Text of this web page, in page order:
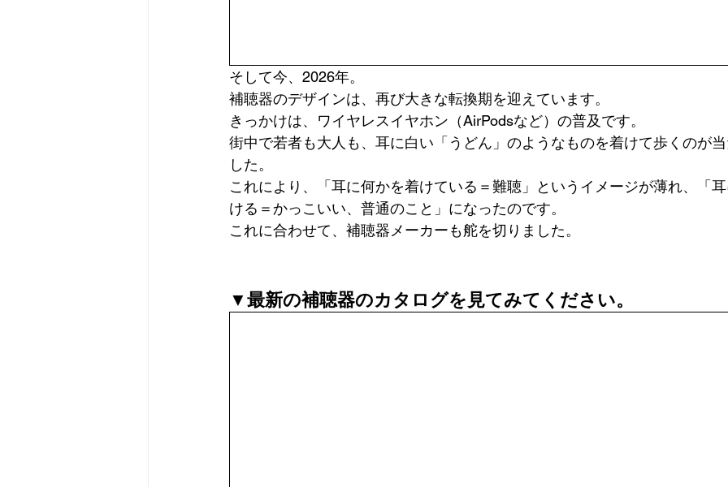
そして今、2026年。
補聴器のデザインは、再び大きな転換期を迎えています。
きっかけは、ワイヤレスイヤホン（AirPodsなど）の普及です。
街中で若者も大人も、耳に白い「うどん」のようなものを着けて歩くのが
した。
これにより、「耳に何かを着けている＝難聴」というイメージが薄れ、「
ける＝かっこいい、普通のこと」になったのです。
これに合わせて、補聴器メーカーも舵を切りました。
▼最新の補聴器のカタログを見てみてください。